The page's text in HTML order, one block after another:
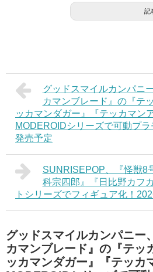
記
グッドスマイルカンパニ
カマンブレード』の『テ
ッカマンダガー』『テッカマン
MODEROIDシリーズで可動プ
発売予定
SUNRISEPOP、『怪獣8
科宗四郎』『日比野カフ
トシリーズでフィギュア化！
グッドスマイルカンパニー
カマンブレード』の『テッ
ッカマンダガー』『テッカ